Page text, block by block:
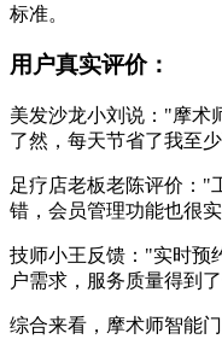
标准。
用户真实评价：
美发沙龙小刘说："摩术
了然，每天节省了我至
足疗店老板老陈评价："
错，会员管理功能也很
技师小王反馈："实时预
户需求，服务质量得到
综合来看，摩术师智能